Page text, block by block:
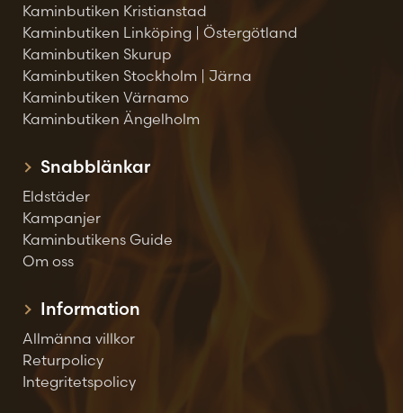
Kaminbutiken Kristianstad
Kaminbutiken Linköping | Östergötland
Kaminbutiken Skurup
Kaminbutiken Stockholm | Järna
Kaminbutiken Värnamo
Kaminbutiken Ängelholm
Snabblänkar
Eldstäder
Kampanjer
Kaminbutikens Guide
Om oss
Information
Allmänna villkor
Returpolicy
Integritetspolicy